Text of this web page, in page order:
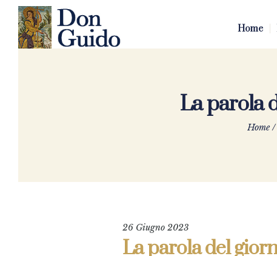
Home
La parola
Home /
26 Giugno 2023
La parola del